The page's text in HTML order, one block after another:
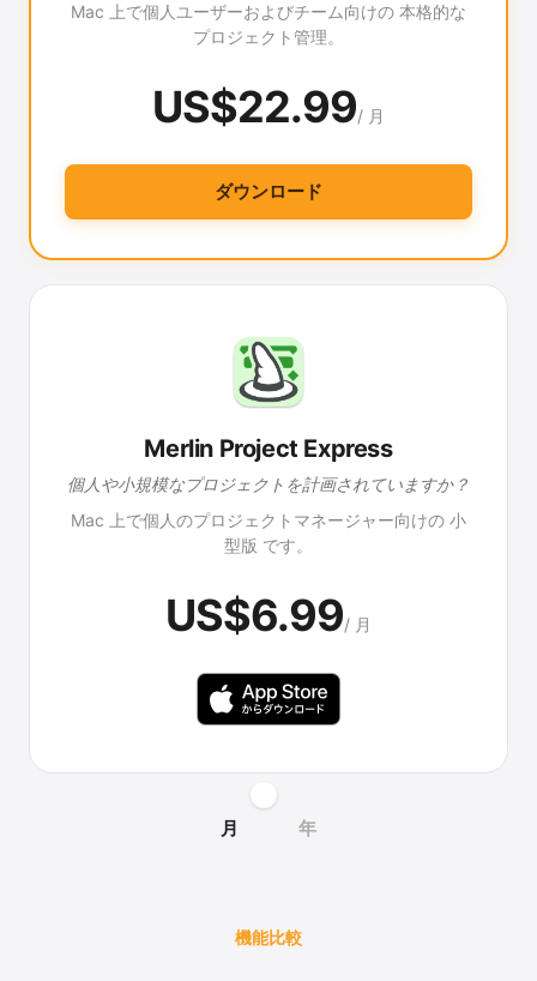
Mac 上で個人ユーザーおよびチーム向けの 本格的な
プロジェクト管理。
US$22.99/ 月
ダウンロード
Merlin Project Express
個人や小規模なプロジェクトを計画されていますか？
Mac 上で個人のプロジェクトマネージャー向けの 小
型版 です。
US$6.99/ 月
月 年
機能比較